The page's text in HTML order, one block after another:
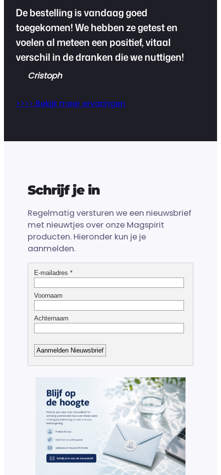
De bestelling is vandaag goed
toegekomen! We hebben ze getest en
voelen al meteen een positief, vitaal
verschil in de dranken die we nuttigen!
Cristoph
>>>> Bekijk meer ervaringen
Schrijf je in
Regelmatig versturen we een nieuwsbrief
met nieuwtjes over onze Magspirit
producten. Hieronder kun je je
aanmelden.